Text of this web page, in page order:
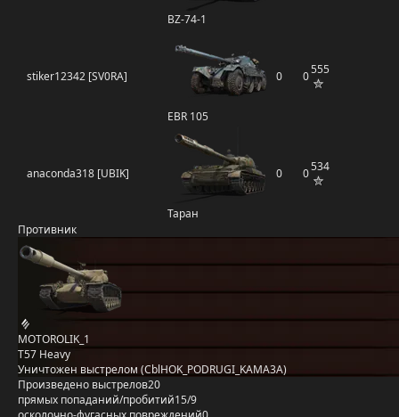
BZ-74-1
stiker12342 [SV0RA]
EBR 105
0 0555
anaconda318 [UBIK]
Таран
0 0534
Противник
MOTOROLIK_1
T57 Heavy
Уничтожен выстрелом (CblHOK_PODRUGI_KAMA3A)
Произведено выстрелов20
прямых попаданий/пробитий15/9